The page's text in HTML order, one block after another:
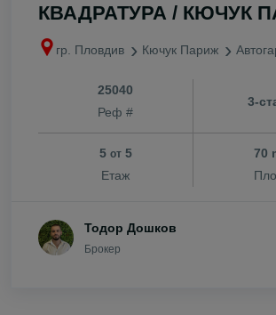
КВАДРАТУРА / КЮЧУК
гр. Пловдив Кючук Париж
25040
Реф #
3-
5 от5
Етаж
70
Тодор Дошков
Брокер